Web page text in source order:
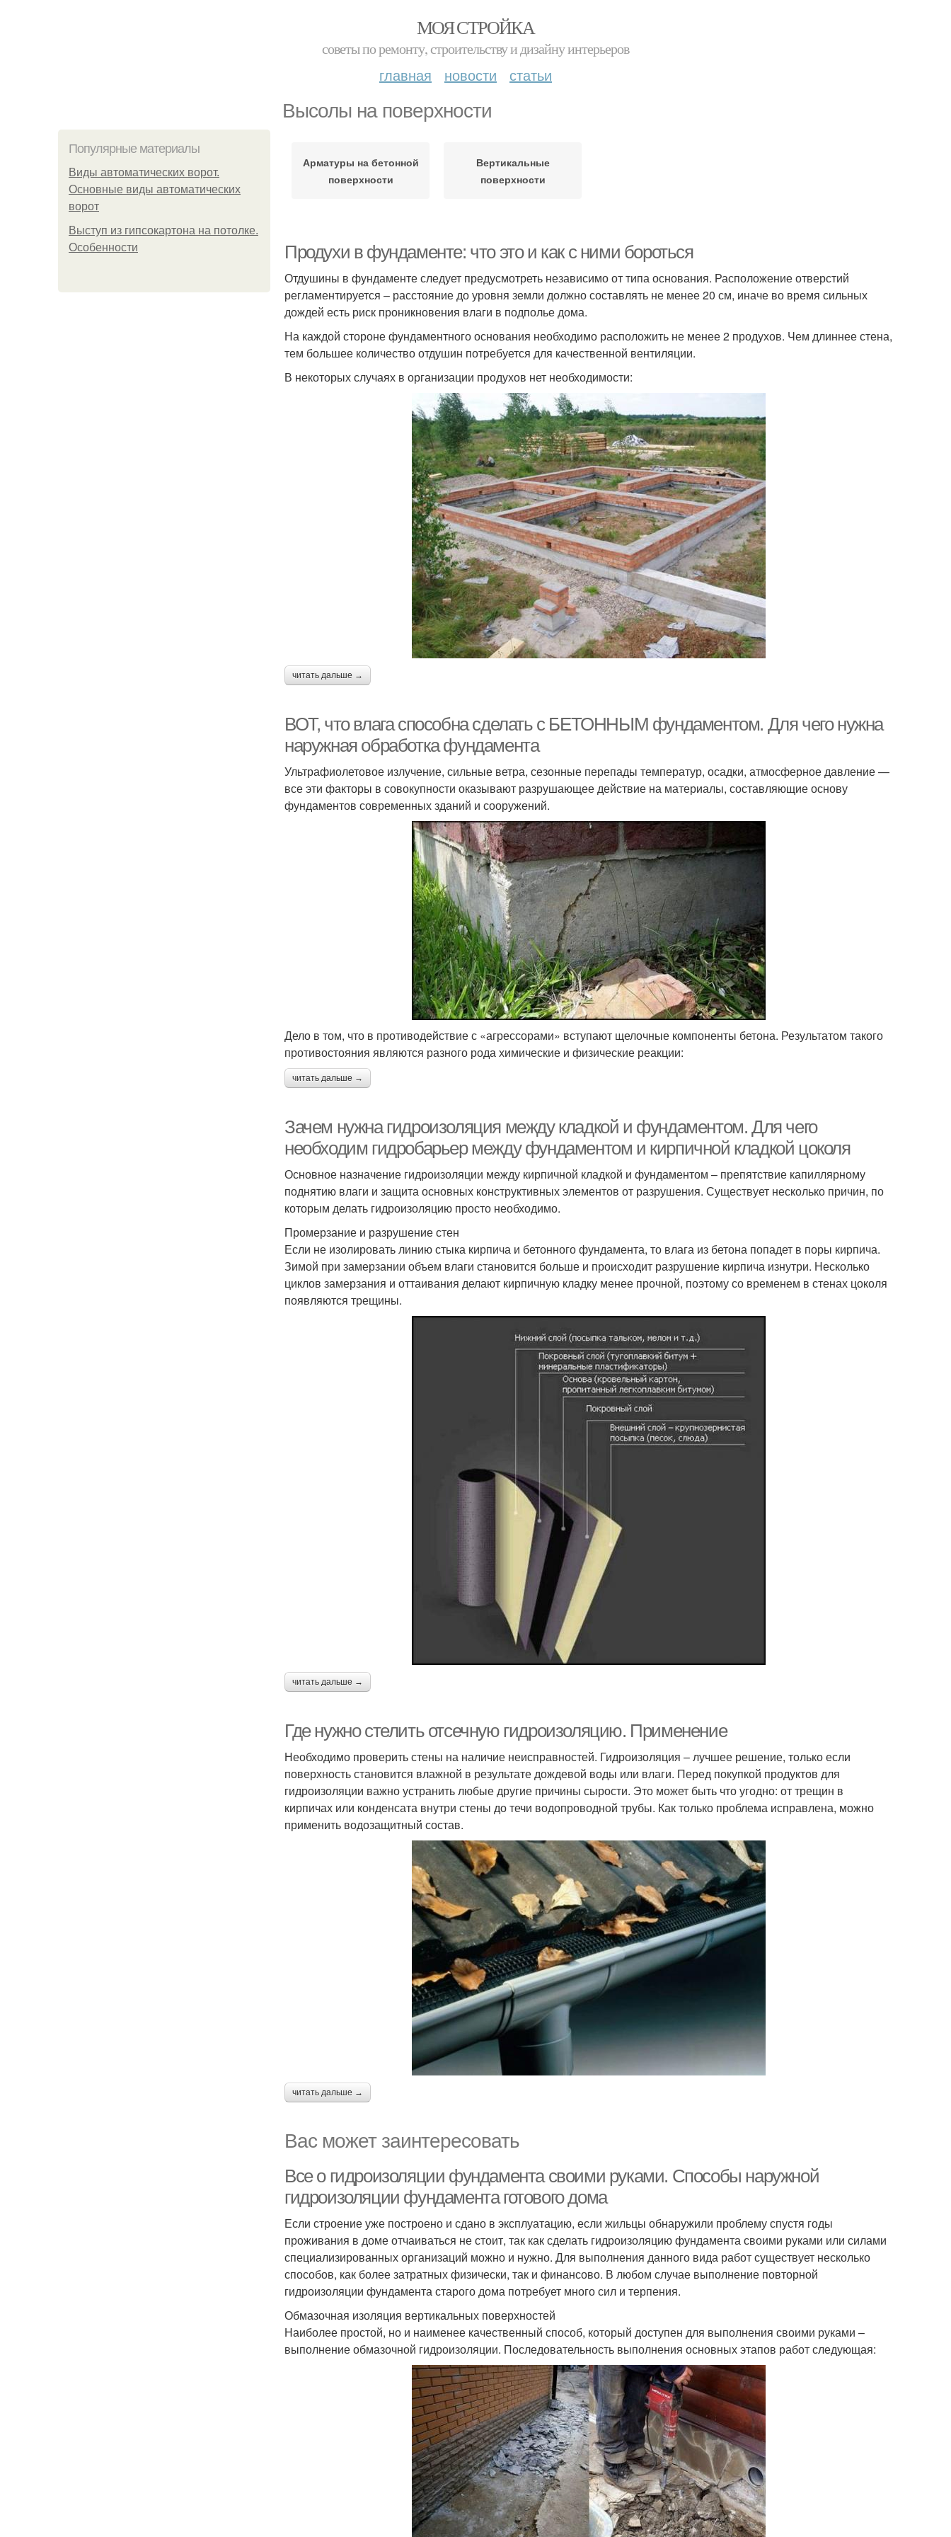
МОЯ СТРОЙКА
советы по ремонту, строительству и дизайну интерьеров
главная новости статьи
Высолы на поверхности
Популярные материалы
Виды автоматических ворот.
Основные виды автоматических
ворот
Выступ из гипсокартона на потолке.
Особенности
Арматуры на бетонной
поверхности
Вертикальные
поверхности
Продухи в фундаменте: что это и как с ними бороться
Отдушины в фундаменте следует предусмотреть независимо от типа основания. Расположение отверстий
регламентируется – расстояние до уровня земли должно составлять не менее 20 см, иначе во время сильных
дождей есть риск проникновения влаги в подполье дома.
На каждой стороне фундаментного основания необходимо расположить не менее 2 продухов. Чем длиннее стена,
тем большее количество отдушин потребуется для качественной вентиляции.
В некоторых случаях в организации продухов нет необходимости:
читать дальше →
ВОТ, что влага способна сделать с БЕТОННЫМ фундаментом. Для чего нужна
наружная обработка фундамента
Ультрафиолетовое излучение, сильные ветра, сезонные перепады температур, осадки, атмосферное давление —
все эти факторы в совокупности оказывают разрушающее действие на материалы, составляющие основу
фундаментов современных зданий и сооружений.
Дело в том, что в противодействие с «агрессорами» вступают щелочные компоненты бетона. Результатом такого
противостояния являются разного рода химические и физические реакции:
читать дальше →
Зачем нужна гидроизоляция между кладкой и фундаментом. Для чего
необходим гидробарьер между фундаментом и кирпичной кладкой цоколя
Основное назначение гидроизоляции между кирпичной кладкой и фундаментом – препятствие капиллярному
поднятию влаги и защита основных конструктивных элементов от разрушения. Существует несколько причин, по
которым делать гидроизоляцию просто необходимо.
Промерзание и разрушение стен
Если не изолировать линию стыка кирпича и бетонного фундамента, то влага из бетона попадет в поры кирпича.
Зимой при замерзании объем влаги становится больше и происходит разрушение кирпича изнутри. Несколько
циклов замерзания и оттаивания делают кирпичную кладку менее прочной, поэтому со временем в стенах цоколя
появляются трещины.
читать дальше →
Где нужно стелить отсечную гидроизоляцию. Применение
Необходимо проверить стены на наличие неисправностей. Гидроизоляция – лучшее решение, только если
поверхность становится влажной в результате дождевой воды или влаги. Перед покупкой продуктов для
гидроизоляции важно устранить любые другие причины сырости. Это может быть что угодно: от трещин в
кирпичах или конденсата внутри стены до течи водопроводной трубы. Как только проблема исправлена, можно
применить водозащитный состав.
читать дальше →
Вас может заинтересовать
Все о гидроизоляции фундамента своими руками. Способы наружной
гидроизоляции фундамента готового дома
Если строение уже построено и сдано в эксплуатацию, если жильцы обнаружили проблему спустя годы
проживания в доме отчаиваться не стоит, так как сделать гидроизоляцию фундамента своими руками или силами
специализированных организаций можно и нужно. Для выполнения данного вида работ существует несколько
способов, как более затратных физически, так и финансово. В любом случае выполнение повторной
гидроизоляции фундамента старого дома потребует много сил и терпения.
Обмазочная изоляция вертикальных поверхностей
Наиболее простой, но и наименее качественный способ, который доступен для выполнения своими руками –
выполнение обмазочной гидроизоляции. Последовательность выполнения основных этапов работ следующая: